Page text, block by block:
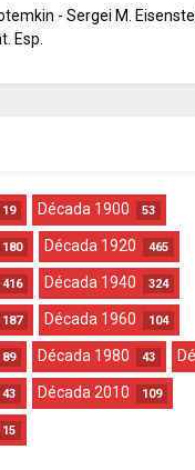
- Sergei M.
Esp.
19 Década 1900 53
180 Década 1920 465
416 Década 1940 324
187 Década 1960 104
89 Década 1980 43
43 Década 2010 109
15